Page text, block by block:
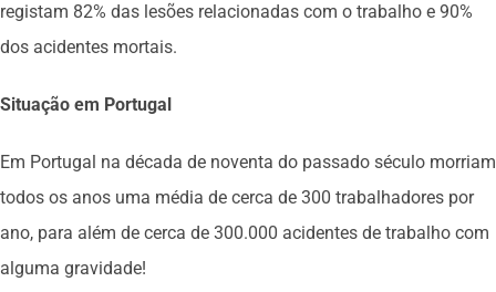
registam 82% das lesões relacionadas com o trabalho e 90%
dos acidentes mortais.
Situação em Portugal
Em Portugal na década de noventa do passado século morriam
todos os anos uma média de cerca de 300 trabalhadores por
ano, para além de cerca de 300.000 acidentes de trabalho com
alguma gravidade!